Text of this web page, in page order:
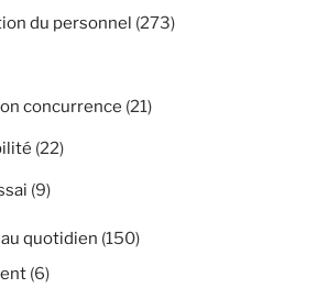
du personnel (273)
concurrence (21)
(22)
(9)
quotidien (150)
(6)